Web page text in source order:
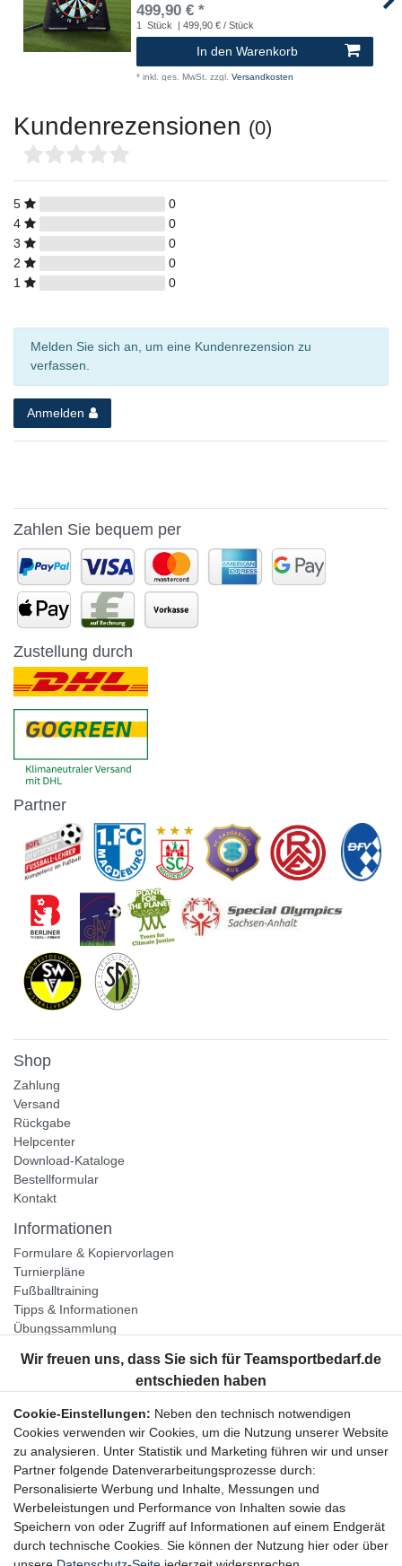
499,90 € *
1 Stück | 499,90 € / Stück
In den Warenkorb
* inkl. ges. MwSt. zzgl. Versandkosten
Kundenrezensionen (0)
5
0
4
0
3
0
2
0
1
0
Melden Sie sich an, um eine Kundenrezension zu
verfassen.
Anmelden
Zahlen Sie bequem per
Zustellung durch
Partner
Shop
Zahlung
Versand
Rückgabe
Helpcenter
Download-Kataloge
Bestellformular
Kontakt
Informationen
Formulare & Kopiervorlagen
Turnierpläne
Fußballtraining
Tipps & Informationen
Übungssammlung
Unternehmen
Widerrufsrecht
Bestellung widerrufen
Datenschutzerklärung
AGB
Impressum
Newsletter
Cookie-Einstellungen: Neben den technisch notwendigen
Cookies verwenden wir Cookies, um die Nutzung unserer Website
zu analysieren. Unter Statistik und Marketing führen wir und unser
Partner folgende Datenverarbeitungsprozesse durch:
Personalisierte Werbung und Inhalte, Messungen und
Werbeleistungen und Performance von Inhalten sowie das
Speichern von oder Zugriff auf Informationen auf einem Endgerät
durch technische Cookies. Sie können der Nutzung hier oder über